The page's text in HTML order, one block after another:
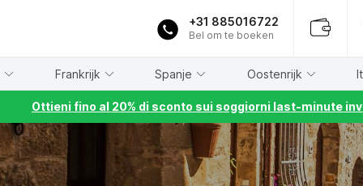
+31 885016722
Bel om te boeken
Frankrijk Spanje Oostenrijk
Ottieni fino al 20% di sconto sui soggiorni last-minute